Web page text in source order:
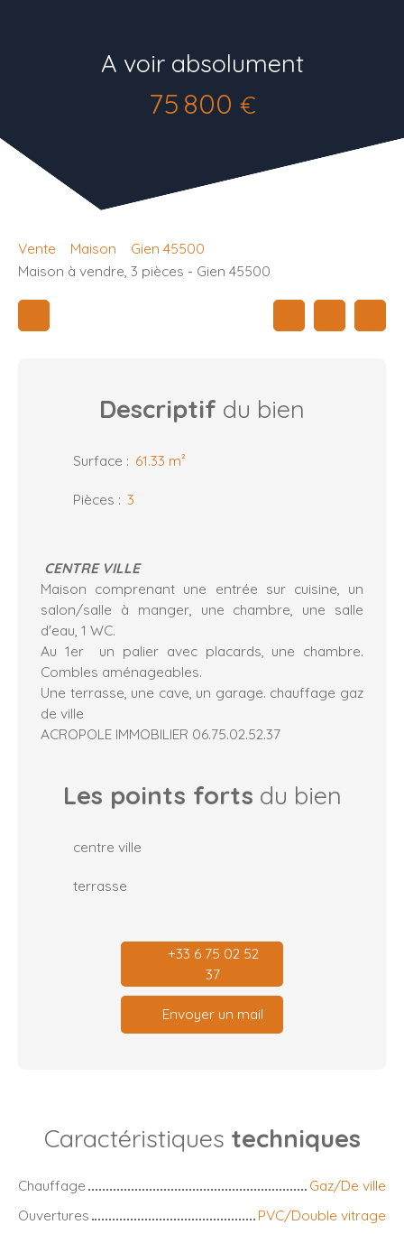
A voir absolument
75 800 €
Vente Maison
Gien 45500
Maison à vendre, 3 pièces - Gien 45500
Descriptif du bien
Surface : 61.33 m²
Pièces : 3
CENTRE VILLE
Maison comprenant une entrée sur cuisine, un
salon/salle à manger, une chambre, une salle
d'eau, 1 WC.
Au 1er un palier avec placards, une chambre.
Combles aménageables.
Une terrasse, une cave, un garage. chauffage gaz
de ville
ACROPOLE IMMOBILIER 06.75.02.52.37
Les points forts du bien
centre ville
terrasse
+33 6 75 02 52
37
Envoyer un mail
Caractéristiques techniques
Chauffage
Gaz/De ville
Ouvertures
PVC/Double vitrage